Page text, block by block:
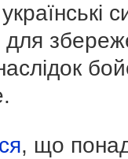
для
, що